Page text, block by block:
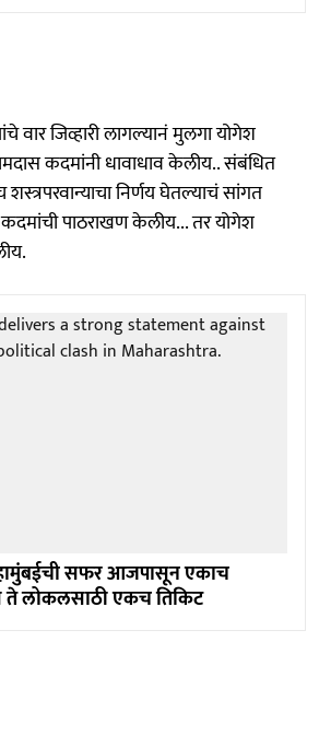
वार जिव्हारी लागल्यानं मुलगा योगेश
कदमांनी धावाधाव केलीय.. संबंधित
निर्णय घेतल्याचं सांगत
पाठराखण केलीय... तर योगेश
सफर आजपासून एकाच
ते लोकलसाठी एकच तिकिट